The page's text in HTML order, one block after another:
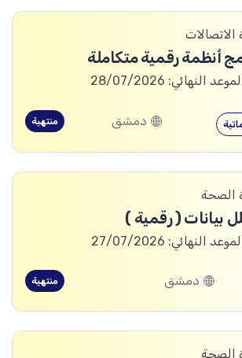
الاتصالات
أنظمة رقمية متكاملة
النهائي: 28/07/2026
دمشق منتهية
الصحة
بيانات ( رقمية )
النهائي: 27/07/2026
دمشق منتهية
الصحة